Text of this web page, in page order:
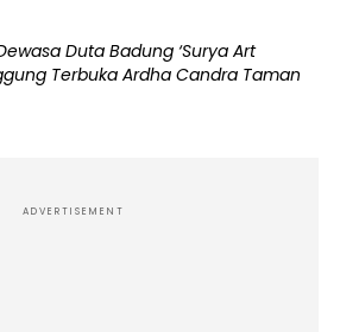
Duta Badung ‘Surya Art
Terbuka Ardha Candra Taman
ADVERTISEMENT